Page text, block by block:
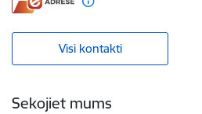
Visi kontakti
Sekojiet mums